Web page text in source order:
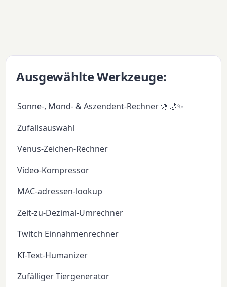
Ausgewählte Werkzeuge:
Sonne-, Mond- & Aszendent-Rechner 🌞🌙✨
Zufallsauswahl
Venus-Zeichen-Rechner
Video-Kompressor
MAC-adressen-lookup
Zeit-zu-Dezimal-Umrechner
Twitch Einnahmenrechner
KI-Text-Humanizer
Zufälliger Tiergenerator